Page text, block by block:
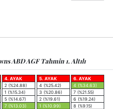
ABD AGF Tahmin 1. Altılı
4. AYAK
2 (%24.88)
1 (%15.34)
5 (%14.67)
7 (%13.03)
5. AYAK
4 (%25.42)
3 (%20.86)
2 (%19.61)
1 (%10.99)
6. AYAK
4 (%34.63)
7 (%21.55)
6 (%19.24)
8 (%9.15)